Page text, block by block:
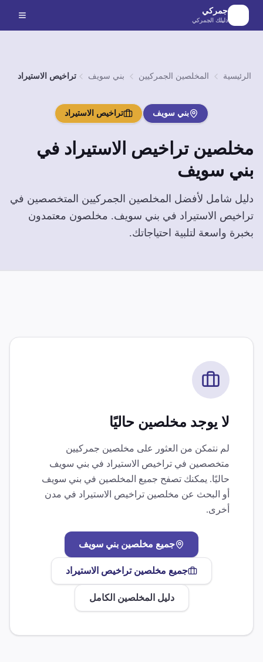
الانتقال إلى المحتوى الرئيسي
جمركي
دليلك الجمركي
الرئيسية المخلصين الجمركيين بني سويف تراخيص الاستيراد
بني سويف تراخيص الاستيراد
مخلصينتراخيص الاستيراد في
بني سويف
دليل شامل لأفضل المخلصين الجمركيين المتخصصين في
تراخيص الاستيراد في بني سويف. مخلصون معتمدون
بخبرة واسعة لتلبية احتياجاتك.
لا يوجد مخلصين حاليًا
لم نتمكن من العثور على مخلصين جمركيين
متخصصين في تراخيص الاستيراد في بني سويف
حاليًا. يمكنك تصفح جميع المخلصين في بني سويف
أو البحث عن مخلصين تراخيص الاستيراد في مدن
أخرى.
جميع مخلصين بني سويف
جميع مخلصينتراخيص الاستيراد
دليل المخلصين الكامل